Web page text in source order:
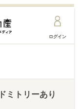
ログイン
ミトリーあり